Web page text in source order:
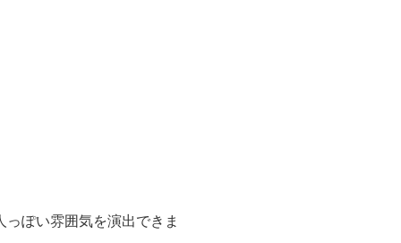
ぽい雰囲気を演出できま